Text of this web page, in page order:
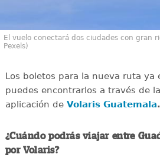
El vuelo conectará dos ciudades con gran
Pexels)
Los boletos para la nueva ruta ya
puedes encontrarlos a través de
aplicación deVolaris Guatemala.
¿Cuándo podrás viajar entre
por Volaris?